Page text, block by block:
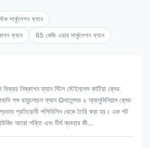
সার্কুলেশন ফ্যান
ফ্যান 65 কেজি এয়ার সার্কুলেশন ফ্যান
বিক্রয় নিষ্কাশন ফ্যান স্টিল স্টেইনলেস কাটিয়া ব্লেড
পশু বায়ুচলাচল ফ্যান ◎বালেন্সড ৫ অ্যালুমিনিয়াম ব্লেড
প্রতিরোধী পলিথিলিন থেকে তৈরি করা হয়। এক শট
আরো শক্তি এবং দীর্ঘ ব্যবহার জী...